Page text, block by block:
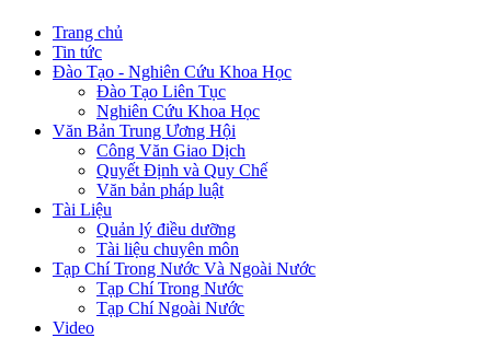
Trang chủ
Tin tức
Đào Tạo - Nghiên Cứu Khoa Học
Đào Tạo Liên Tục
Nghiên Cứu Khoa Học
Văn Bản Trung Ương Hội
Công Văn Giao Dịch
Quyết Định và Quy Chế
Văn bản pháp luật
Tài Liệu
Quản lý điều dưỡng
Tài liệu chuyên môn
Tạp Chí Trong Nước Và Ngoài Nước
Tạp Chí Trong Nước
Tạp Chí Ngoài Nước
Video